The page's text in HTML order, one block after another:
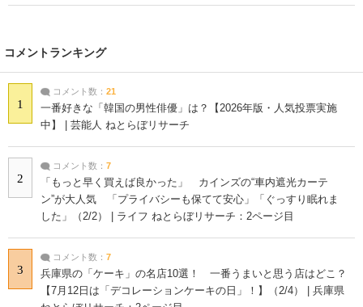
コメントランキング
1
コメント数： 21
一番好きな「韓国の男性俳優」は？【2026年版・人気投票実施
中】 | 芸能人 ねとらぼリサーチ
2
コメント数： 7
「もっと早く買えば良かった」 カインズの“車内遮光カーテ
ン”が大人気 「プライバシーも保てて安心」「ぐっすり眠れま
した」（2/2） | ライフ ねとらぼリサーチ：2ページ目
3
コメント数： 7
兵庫県の「ケーキ」の名店10選！ 一番うまいと思う店はどこ？
【7月12日は「デコレーションケーキの日」！】（2/4） | 兵庫県